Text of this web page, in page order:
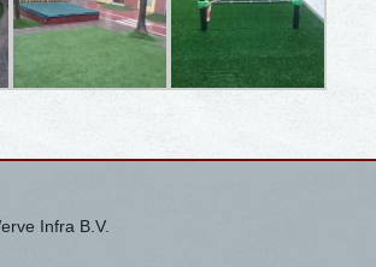
Infra B.V.